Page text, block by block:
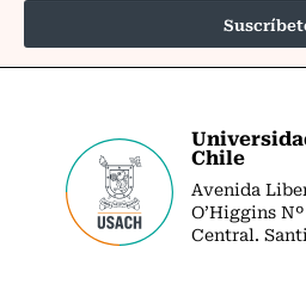
Chile
Avenida
O’Higgins
Central.